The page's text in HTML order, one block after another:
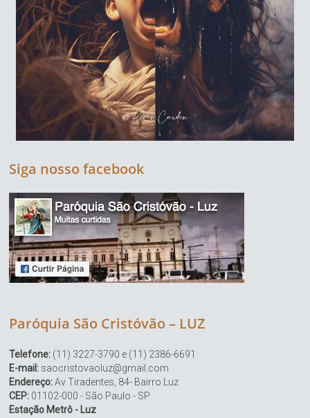
Siga nosso facebook
Paróquia São Cristóvão – LUZ
Telefone: (11) 3227-3790 e (11) 2386-6691
E-mail: saocristovaoluz@gmail.com
Endereço:Av Tiradentes, 84- Bairro Luz
CEP: 01102-000 - São Paulo - SP
Estação Metrô - Luz